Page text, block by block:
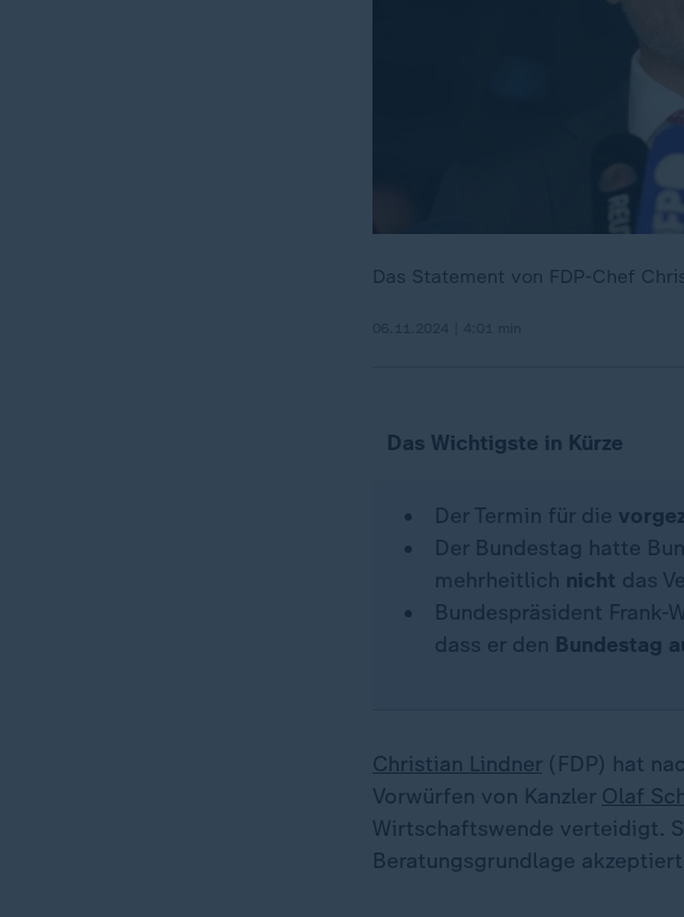
Das Statement von FDP-Chef
Das Wichtigste in Kürze
Der Termin für die
Der Bundestag hatte
mehrheitlich nicht das
Bundespräsident Frank-
dass er den Bundestag
Christian Lindner (FDP) hat
Vorwürfen von Kanzler Olaf
Wirtschaftswende verteidigt.
Beratungsgrundlage